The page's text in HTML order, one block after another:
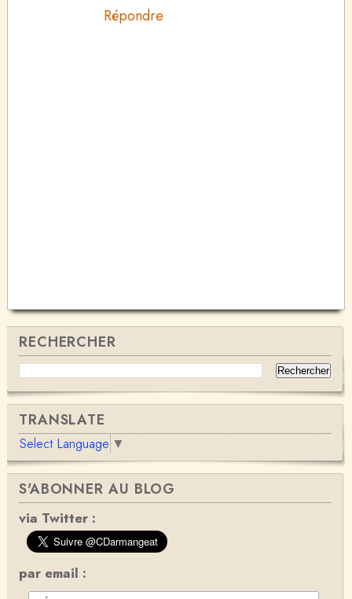
Répondre
RECHERCHER
TRANSLATE
Select Language ▼
S'ABONNER AU BLOG
via Twitter :
par email :